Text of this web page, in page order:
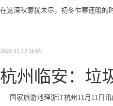
在这深秋意犹未尽，初冬乍寒还暖的
2020-11-12 16:05
杭州临安：垃
国家旅游地理浙江杭州11月11日